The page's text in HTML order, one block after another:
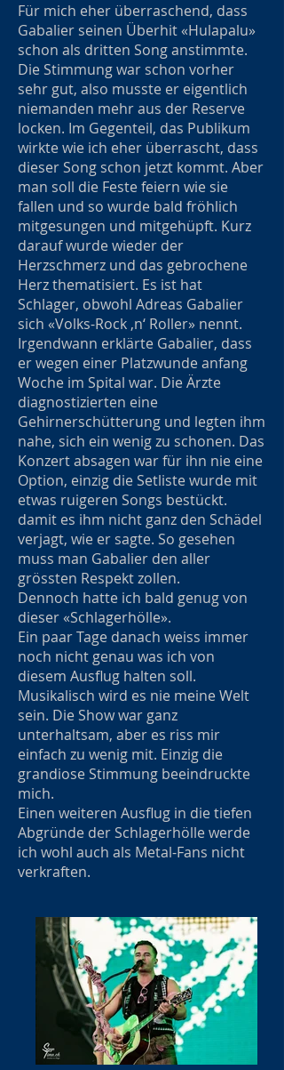
Für mich eher überraschend, dass
Gabalier seinen Überhit «Hulapalu»
schon als dritten Song anstimmte.
Die Stimmung war schon vorher
sehr gut, also musste er eigentlich
niemanden mehr aus der Reserve
locken. Im Gegenteil, das Publikum
wirkte wie ich eher überrascht, dass
dieser Song schon jetzt kommt. Aber
man soll die Feste feiern wie sie
fallen und so wurde bald fröhlich
mitgesungen und mitgehüpft. Kurz
darauf wurde wieder der
Herzschmerz und das gebrochene
Herz thematisiert. Es ist hat
Schlager, obwohl Adreas Gabalier
sich «Volks-Rock ‚n‘ Roller» nennt.
Irgendwann erklärte Gabalier, dass
er wegen einer Platzwunde anfang
Woche im Spital war. Die Ärzte
diagnostizierten eine
Gehirnerschütterung und legten ihm
nahe, sich ein wenig zu schonen. Das
Konzert absagen war für ihn nie eine
Option, einzig die Setliste wurde mit
etwas ruigeren Songs bestückt.
damit es ihm nicht ganz den Schädel
verjagt, wie er sagte. So gesehen
muss man Gabalier den aller
grössten Respekt zollen.
Dennoch hatte ich bald genug von
dieser «Schlagerhölle».
Ein paar Tage danach weiss immer
noch nicht genau was ich von
diesem Ausflug halten soll.
Musikalisch wird es nie meine Welt
sein. Die Show war ganz
unterhaltsam, aber es riss mir
einfach zu wenig mit. Einzig die
grandiose Stimmung beeindruckte
mich.
Einen weiteren Ausflug in die tiefen
Abgründe der Schlagerhölle werde
ich wohl auch als Metal-Fans nicht
verkraften.